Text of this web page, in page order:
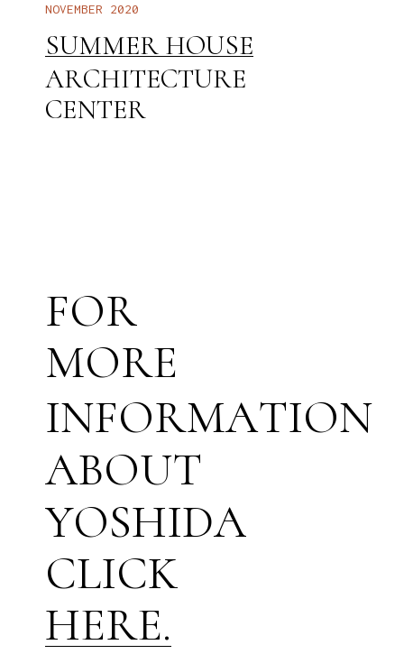
NOVEMBER 2020
SUMMER HOUSE
ARCHITECTURE
CENTER
FOR
MORE
INFORMATION
ABOUT
YOSHIDA
CLICK
HERE.